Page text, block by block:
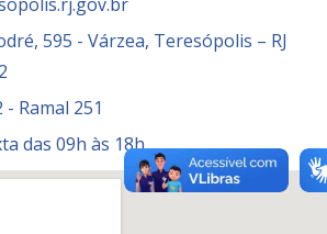
595 - Várzea, Teresópolis – RJ
Ramal 251
das 09h às 18h